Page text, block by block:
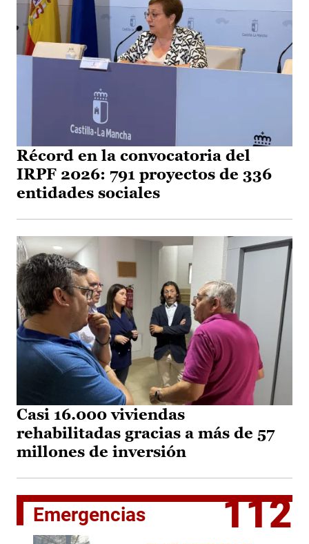
Récord en la convocatoria del
IRPF 2026: 791 proyectos de 336
entidades sociales
Casi 16.000 viviendas
rehabilitadas gracias a más de 57
millones de inversión
Emergencias 112